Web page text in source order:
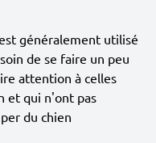
généralement utilisé
de se faire un peu
attention à celles
et qui n'ont pas
du chien